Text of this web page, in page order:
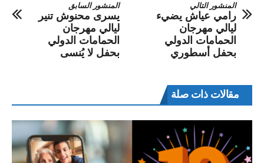
المنشور السابق
يسرى محنوش تنير
ليالي مهرجان
الحمامات الدولي
بحفل لا يُنسى
المنشور التالي
رامي عياش يضيء
ليالي مهرجان
الحمامات الدولي
بحفل أسطوري
مقالات ذات صلة